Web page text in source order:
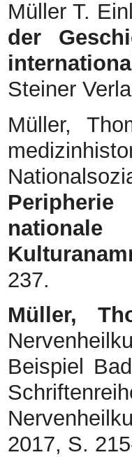
Müller T.
der
Steiner
Müller,
237.
Müller,
Beispiel
2017, S.